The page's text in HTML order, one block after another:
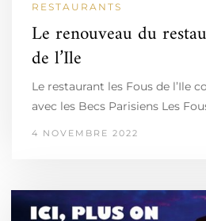
RESTAURANTS
Le renouveau du
de l’Ile
Le restaurant les Fous de l’Ile
avec les Becs Parisiens Les
4 NOVEMBRE 2022